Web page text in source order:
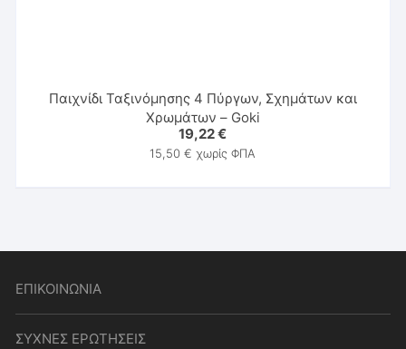
Παιχνίδι Ταξινόμησης 4 Πύργων, Σχημάτων και
Χρωμάτων – Goki
19,22€
15,50€ χωρίς ΦΠΑ
ΕΠΙΚΟΙΝΩΝΙΑ
ΣΥΧΝΕΣ ΕΡΩΤΗΣΕΙΣ